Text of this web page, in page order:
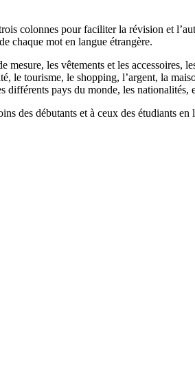
colonnes pour faciliter la révision et
chaque mot en langue étrangère.
les vêtements et les accessoires,
le tourisme, le shopping, l’argent, la
différents pays du monde, les nationalités,
des débutants et à ceux des étudiants en